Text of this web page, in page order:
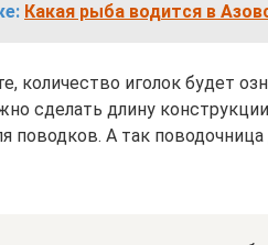
Какая рыба водится в
количество иголок будет
сделать длину
поводков. А так